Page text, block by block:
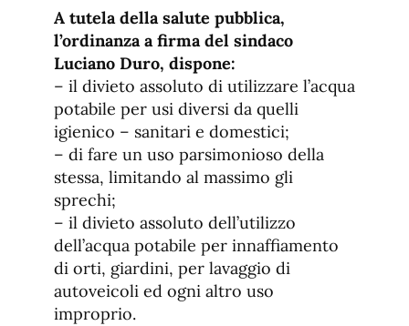
A tutela della salute pubblica,
l’ordinanza a firma del sindaco
Luciano Duro, dispone:
– il divieto assoluto di utilizzare l’acqua
potabile per usi diversi da quelli
igienico – sanitari e domestici;
– di fare un uso parsimonioso della
stessa, limitando al massimo gli
sprechi;
– il divieto assoluto dell’utilizzo
dell’acqua potabile per innaffiamento
di orti, giardini, per lavaggio di
autoveicoli ed ogni altro uso
improprio.